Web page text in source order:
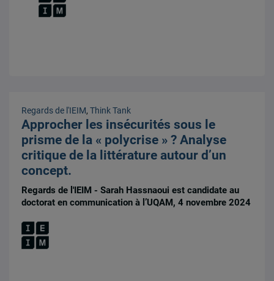
Regards de l'IEIM,Think Tank
Approcher les insécurités sous le
prisme de la « polycrise » ? Analyse
critique de la littérature autour d’un
concept.
Regards de l'IEIM - Sarah Hassnaoui est candidate au
doctorat en communication à l’UQAM, 4 novembre 2024